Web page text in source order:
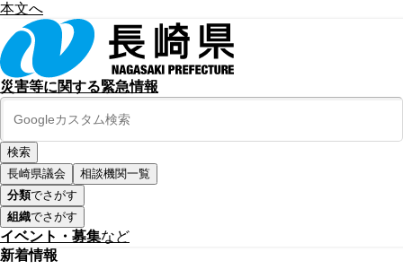
本文へ
災害等に関する緊急情報
長崎県議会
相談機関一覧
分類でさがす
組織でさがす
イベント・募集など
新着情報